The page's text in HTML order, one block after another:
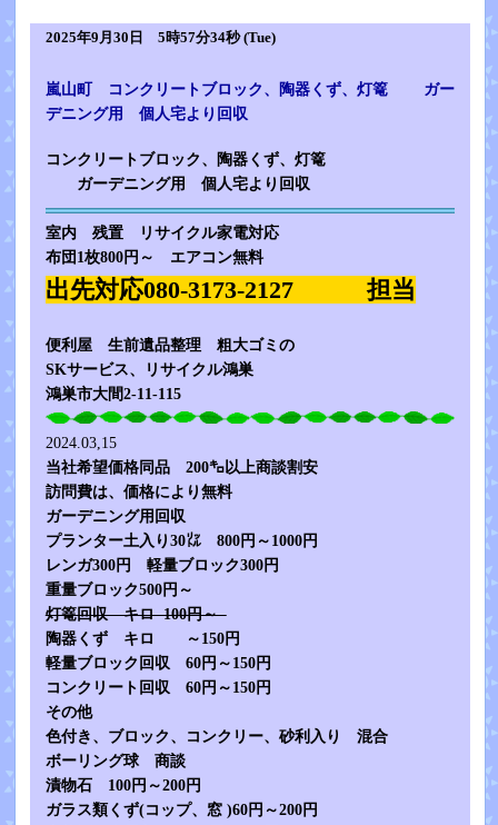
2025年9月30日 5時57分34秒 (Tue)
嵐山町 コンクリートブロック、陶器くず、灯篭 ガー
デニング用 個人宅より回収
コンクリートブロック、陶器くず、灯篭
ガーデニング用 個人宅より回収
室内 残置 リサイクル家電対応
布団1枚800円～ エアコン無料
出先対応080-3173-2127 担当
便利屋 生前遺品整理 粗大ゴミの
SKサービス、リサイクル鴻巣
鴻巣市大間2-11-115
2024.03,15
当社希望価格同品 200㌔以上商談割安
訪問費は、価格により無料
ガーデニング用回収
プランター土入り30㍑ 800円～1000円
レンガ300円 軽量ブロック300円
重量ブロック500円～
灯篭回収 キロ 100円～
陶器くず キロ ～150円
軽量ブロック回収 60円～150円
コンクリート回収 60円～150円
その他
色付き、ブロック、コンクリー、砂利入り 混合
ボーリング球 商談
漬物石 100円～200円
ガラス類くず(コップ、窓 )60円～200円